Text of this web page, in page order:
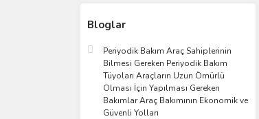
Bloglar
Periyodik Bakım Araç Sahiplerinin
Bilmesi Gereken Periyodik Bakım
Tüyoları Araçların Uzun Ömürlü
Olması İçin Yapılması Gereken
Bakımlar Araç Bakımının Ekonomik ve
Güvenli Yolları